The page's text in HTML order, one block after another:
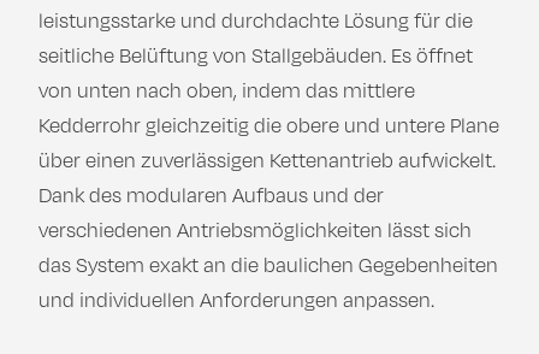
leistungsstarke und durchdachte Lösung für die
seitliche Belüftung von Stallgebäuden. Es öffnet
von unten nach oben, indem das mittlere
Kedderrohr gleichzeitig die obere und untere Plane
über einen zuverlässigen Kettenantrieb aufwickelt.
Dank des modularen Aufbaus und der
verschiedenen Antriebsmöglichkeiten lässt sich
das System exakt an die baulichen Gegebenheiten
und individuellen Anforderungen anpassen.